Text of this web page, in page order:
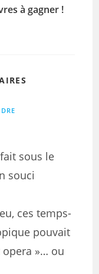
à gagner !
sous le
souci
ces temps-
pouvait
»… ou